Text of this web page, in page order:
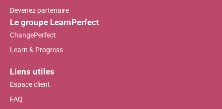
Devenez partenaire
Le groupe LearnPerfect
ChangePerfect
Learn & Progress
Liens utiles
Espace client
FAQ